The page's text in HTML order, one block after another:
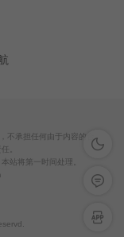
深色模
留言反
APP下
不承担任何由于内容的合
。
站将第一时间处理。